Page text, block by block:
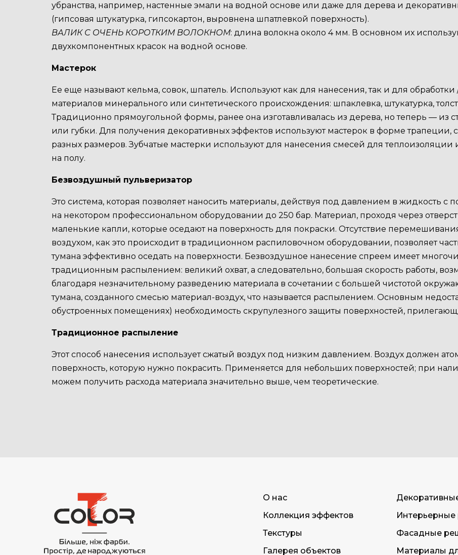
убранства, например, настенные эмали на водной основе или даже для дерева и
(гипсовая штукатурка, гипсокартон, выровнена шпатлевкой поверхность).
ВАЛИК С ОЧЕНЬ КОРОТКИМ ВОЛОКНОМ: длина волокна около 4 мм. В основном их
двухкомпонентных красок на водной основе.
Мастерок
Ее еще называют кельма, совок, шпатель. Используют как для нанесения, так и для
материалов минерального или синтетического происхождения: шпаклевка, штукатурка,
Традиционно прямоугольной формы, ранее она изготавливалась из дерева, но теперь — из
или губки. Для получения декоративных эффектов используют мастерок в форме трапеции,
разных размеров. Зубчатые мастерки используют для нанесения смесей для
на полу.
Безвоздушный пульверизатор
Это система, которая позволяет наносить материалы, действуя под давлением в жидкость с
на некотором профессиональном оборудовании до 250 бар. Материал, проходя через
маленькие капли, которые оседают на поверхность для покраски. Отсутствие
воздухом, как это происходит в традиционном распиловочном оборудовании, позволяет
тумана эффективно оседать на поверхности. Безвоздушное нанесение спреем имеет
традиционным распылением: великий охват, а следовательно, большая скорость работы,
благодаря незначительному разведению материала в сочетании с большей чистотой
тумана, созданного смесью материал-воздух, что называется распылением. Основным
обустроенных помещениях) необходимость скрупулезного защиты поверхностей,
Традиционное распыление
Этот способ нанесения использует сжатый воздух под низким давлением. Воздух должен
поверхность, которую нужно покрасить. Применяется для небольших поверхностей; при
можем получить расхода материала значительно выше, чем теоретические.
О нас
Коллекция эффектов
Текстуры
Галерея объектов
Фасадные
Материалы